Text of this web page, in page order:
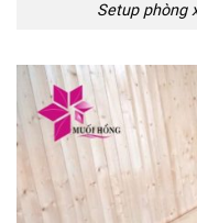
Setup phòng